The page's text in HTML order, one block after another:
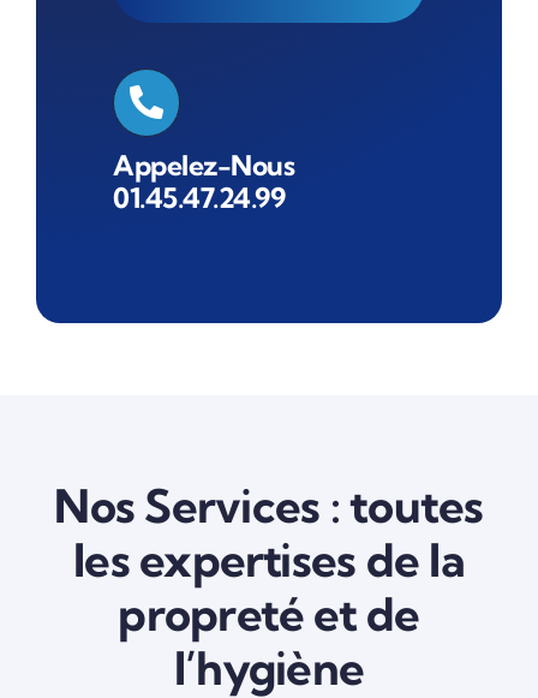
Appelez-Nous
01.45.47.24.99
Nos Services : toutes
les expertises de la
propreté et de
l’hygiène